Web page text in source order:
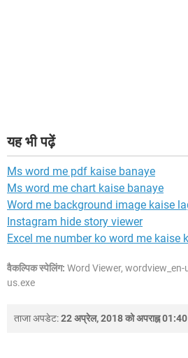
यह भी पढ़ें
Ms word me pdf kaise banaye
Ms word me chart kaise banaye
Word me background image kaise
Instagram hide story viewer
Excel me number ko word me kaise
वैकल्पिक स्पेलिंग: Word Viewer,
us.exe
ताजा अपडेट:22 अप्रेल, 2018 को अपराह्न